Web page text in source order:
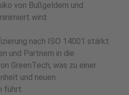
von Bußgeldern und
wird.
nach ISO 14001 stärkt
und Partnern in die
GreenTech, was zu einer
und neuen
führt.